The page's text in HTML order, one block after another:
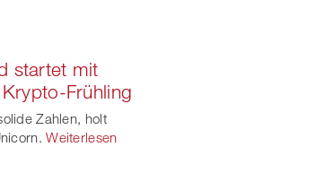
startet mit
Frühling
Zahlen, holt
Weiterlesen